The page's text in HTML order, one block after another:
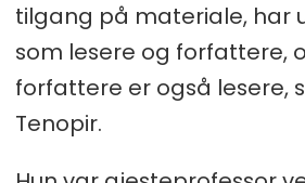
tilgang på materiale, har
som lesere og forfattere,
forfattere er også lesere,
Tenopir.